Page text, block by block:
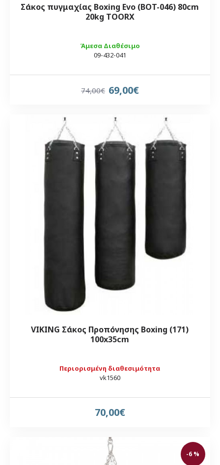
Άμεσα Διαθέσιμο
09-432-041
Σάκος πυγμαχίας Boxing Evo (BOT-046) 80cm
20kg TOORX
69,00€
74,00€
Περιορισμένη διαθεσιμότητα
vk1560
VIKING Σάκος Προπόνησης Boxing (171)
100x35cm
70,00€
-6 %